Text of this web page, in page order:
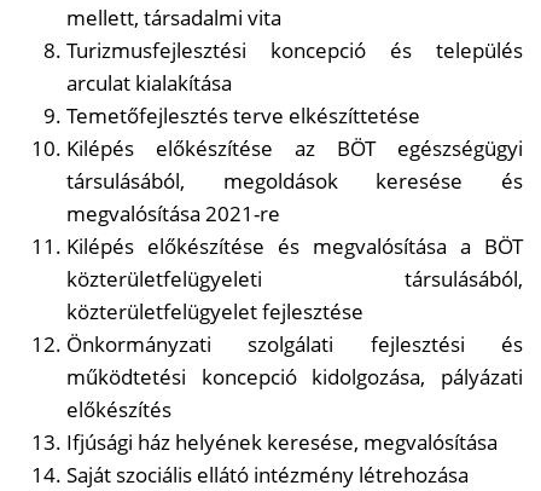
mellett, társadalmi vita
Turizmusfejlesztési koncepció és település
arculat kialakítása
Temetőfejlesztés terve elkészíttetése
Kilépés előkészítése az BÖT egészségügyi
társulásából, megoldások keresése és
megvalósítása 2021-re
Kilépés előkészítése és megvalósítása a BÖT
közterületfelügyeleti társulásából,
közterületfelügyelet fejlesztése
Önkormányzati szolgálati fejlesztési és
működtetési koncepció kidolgozása, pályázati
előkészítés
Ifjúsági ház helyének keresése, megvalósítása
Saját szociális ellátó intézmény létrehozása